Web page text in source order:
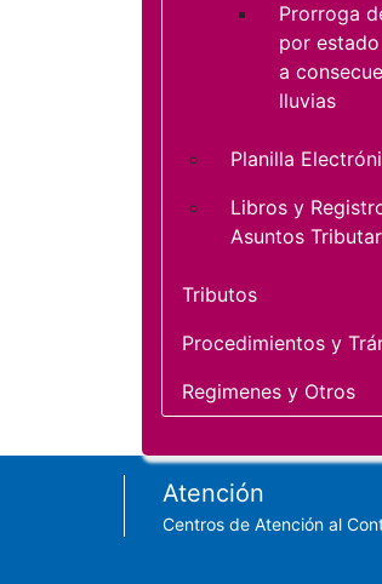
Prorroga
por
a
lluvias
Planilla
Libros y
Asuntos
Tributos
Procedimientos y
Regimenes y Otros
Footer menu
Atención
Centros de Atención al